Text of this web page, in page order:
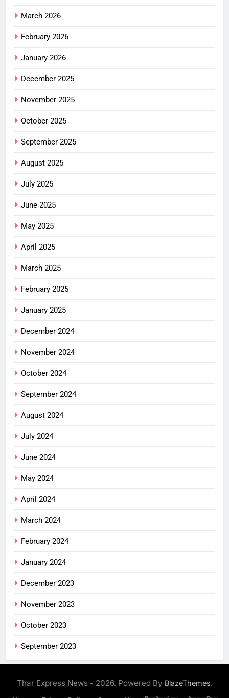
March 2026
February 2026
January 2026
December 2025
November 2025
October 2025
September 2025
August 2025
July 2025
June 2025
May 2025
April 2025
March 2025
February 2025
January 2025
December 2024
November 2024
October 2024
September 2024
August 2024
July 2024
June 2024
May 2024
April 2024
March 2024
February 2024
January 2024
December 2023
November 2023
October 2023
September 2023
Thar Express News - 2026. Powered By BlazeThemes.